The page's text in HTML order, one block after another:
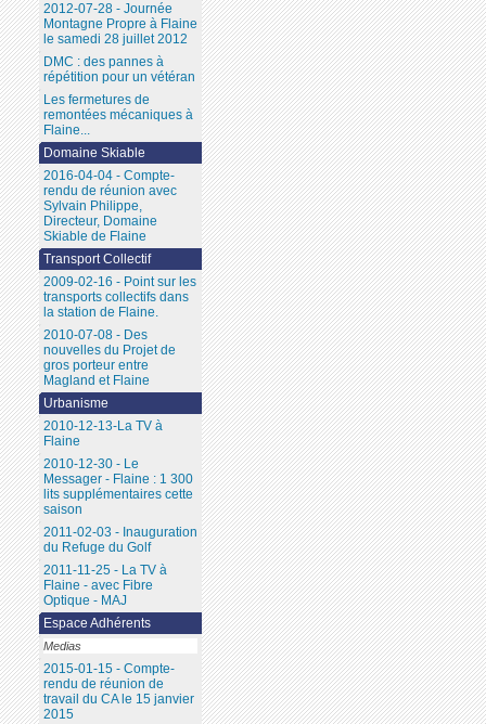
2012-07-28 - Journée
Montagne Propre à Flaine
le samedi 28 juillet 2012
DMC : des pannes à
répétition pour un vétéran
Les fermetures de
remontées mécaniques à
Flaine...
Domaine Skiable
2016-04-04 - Compte-
rendu de réunion avec
Sylvain Philippe,
Directeur, Domaine
Skiable de Flaine
Transport Collectif
2009-02-16 - Point sur les
transports collectifs dans
la station de Flaine.
2010-07-08 - Des
nouvelles du Projet de
gros porteur entre
Magland et Flaine
Urbanisme
2010-12-13-La TV à
Flaine
2010-12-30 - Le
Messager - Flaine : 1 300
lits supplémentaires cette
saison
2011-02-03 - Inauguration
du Refuge du Golf
2011-11-25 - La TV à
Flaine - avec Fibre
Optique - MAJ
Espace Adhérents
Medias
2015-01-15 - Compte-
rendu de réunion de
travail du CA le 15 janvier
2015